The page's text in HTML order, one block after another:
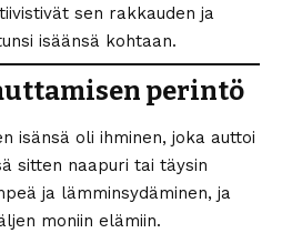
sen rakkauden ja
isäänsä kohtaan.
perintö
isänsä oli ihminen, joka auttoi
sitten naapuri tai täysin
ja lämminsydäminen, ja
moniin elämiin.